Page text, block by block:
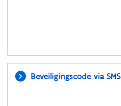
Beveiligingscode via SMS